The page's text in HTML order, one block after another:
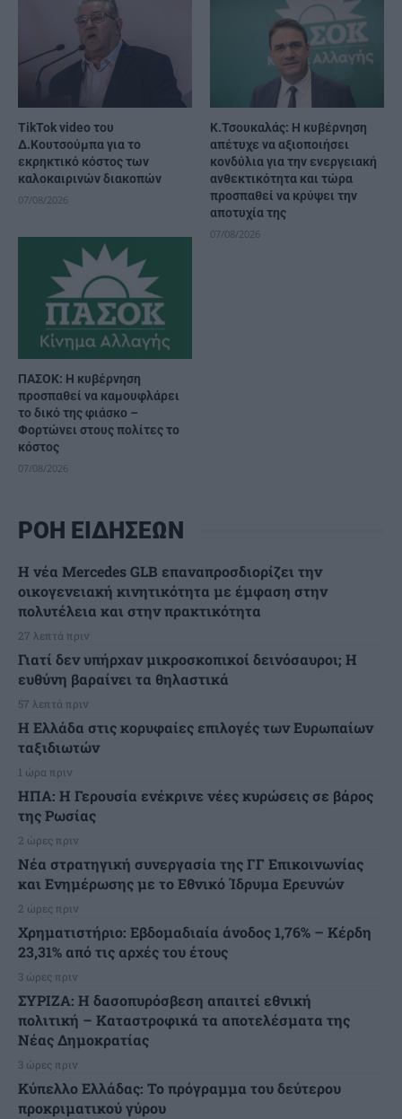
TikTok video του
Δ.Κουτσούμπα για το
εκρηκτικό κόστος των
καλοκαιρινών διακοπών
07/08/2026
Κ.Τσουκαλάς: Η κυβέρνηση
απέτυχε να αξιοποιήσει
κονδύλια για την ενεργειακή
ανθεκτικότητα και τώρα
προσπαθεί να κρύψει την
αποτυχία της
07/08/2026
ΠΑΣΟΚ: Η κυβέρνηση
προσπαθεί να καμουφλάρει
το δικό της φιάσκο –
Φορτώνει στους πολίτες το
κόστος
07/08/2026
ΡΟΗ ΕΙΔΗΣΕΩΝ
Η νέα Mercedes GLB επαναπροσδιορίζει την
οικογενειακή κινητικότητα με έμφαση στην
πολυτέλεια και στην πρακτικότητα
27 λεπτά πριν
Γιατί δεν υπήρχαν μικροσκοπικοί δεινόσαυροι; Η
ευθύνη βαραίνει τα θηλαστικά
57 λεπτά πριν
Η Ελλάδα στις κορυφαίες επιλογές των Ευρωπαίων
ταξιδιωτών
1 ώρα πριν
ΗΠΑ: Η Γερουσία ενέκρινε νέες κυρώσεις σε βάρος
της Ρωσίας
2 ώρες πριν
Νέα στρατηγική συνεργασία της ΓΓ Επικοινωνίας
και Ενημέρωσης με το Εθνικό Ίδρυμα Ερευνών
2 ώρες πριν
Χρηματιστήριο: Εβδομαδιαία άνοδος 1,76% – Κέρδη
23,31% από τις αρχές του έτους
3 ώρες πριν
ΣΥΡΙΖΑ: Η δασοπυρόσβεση απαιτεί εθνική
πολιτική – Καταστροφικά τα αποτελέσματα της
Νέας Δημοκρατίας
3 ώρες πριν
Κύπελλο Ελλάδας: Το πρόγραμμα του δεύτερου
προκριματικού γύρου